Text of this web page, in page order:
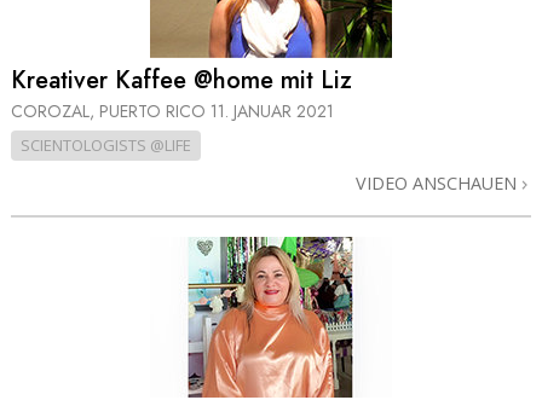
Kreativer Kaffee @home mit Liz
COROZAL, PUERTO RICO 11. JANUAR 2021
SCIENTOLOGISTS @LIFE
VIDEO ANSCHAUEN